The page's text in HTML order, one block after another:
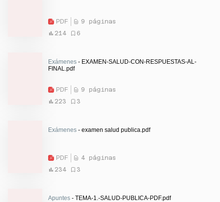
PDF
9 páginas
214
6
Exámenes - EXAMEN-SALUD-CON-RESPUESTAS-AL-
FINAL.pdf
PDF
9 páginas
223
3
Exámenes - examen salud publica.pdf
PDF
4 páginas
234
3
Apuntes - TEMA-1.-SALUD-PUBLICA-PDF.pdf